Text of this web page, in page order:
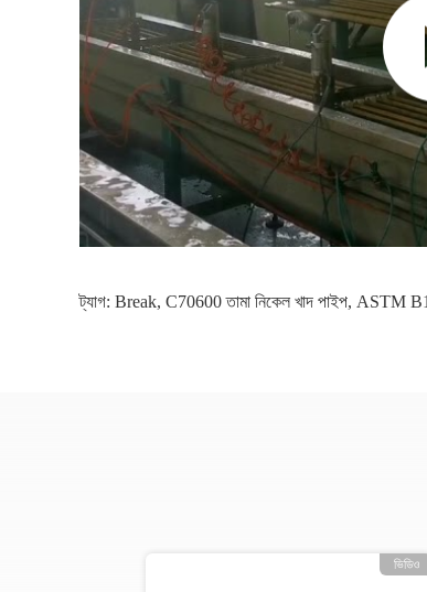
ট্যাগ: Break, C70600 তামা নিকেল খাদ পাইপ, ASTM
ভিডিও